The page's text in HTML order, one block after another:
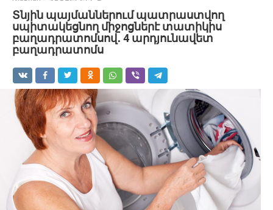
Տնյին պայմաններում պատրաստվող
սպիտակեցնող միջոցներէ տատիկիս
բաղադրատոմսով․ 4 արդյունավետ
բաղադրատոմս